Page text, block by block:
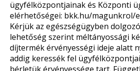
ügyfélközpontjainak és Központi
elérhetőségei: bkk.hu/magunkrol/
Kérjük az egészségügyben
lehetőség szerint méltányossági
díjtermék érvényességi ideje alatt
addig keressék fel